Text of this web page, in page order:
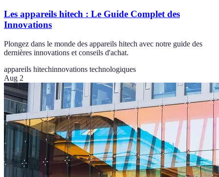
Les appareils hitech : Le Guide Complet des
Innovations
Plongez dans le monde des appareils hitech avec notre guide des
dernières innovations et conseils d'achat.
appareils hitechinnovations technologiques
Aug 2